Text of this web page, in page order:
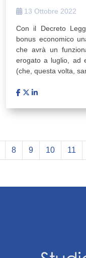
13 Ottobre 2022
Con il Decreto
bonus economico
che avrà un
erogato a luglio, ad
(che, questa volta,
8 9 10 11